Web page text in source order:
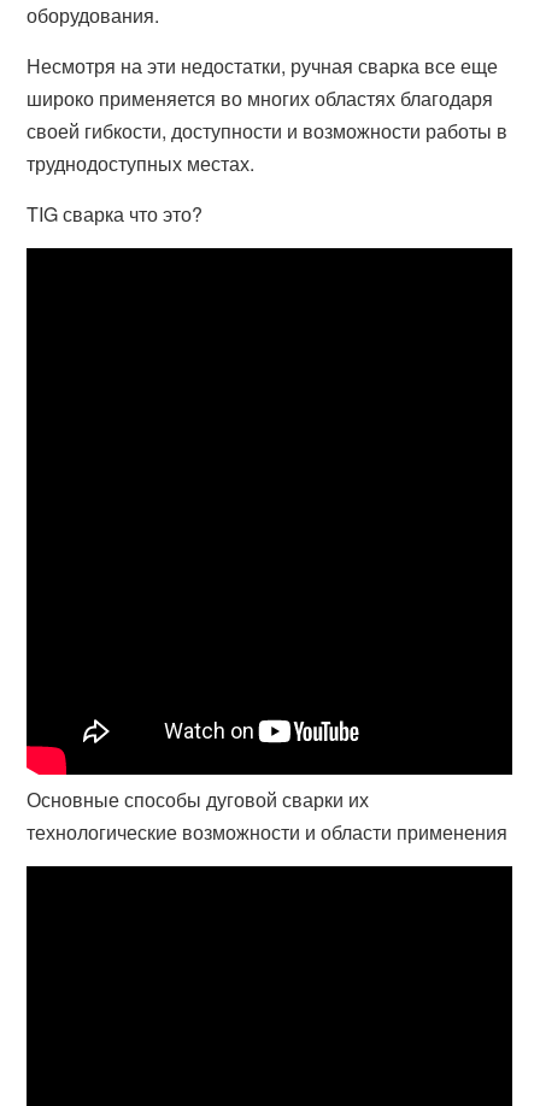
оборудования.
Несмотря на эти недостатки, ручная сварка все еще
широко применяется во многих областях благодаря
своей гибкости, доступности и возможности работы в
труднодоступных местах.
TIG сварка что это?
Основные способы дуговой сварки их
технологические возможности и области применения